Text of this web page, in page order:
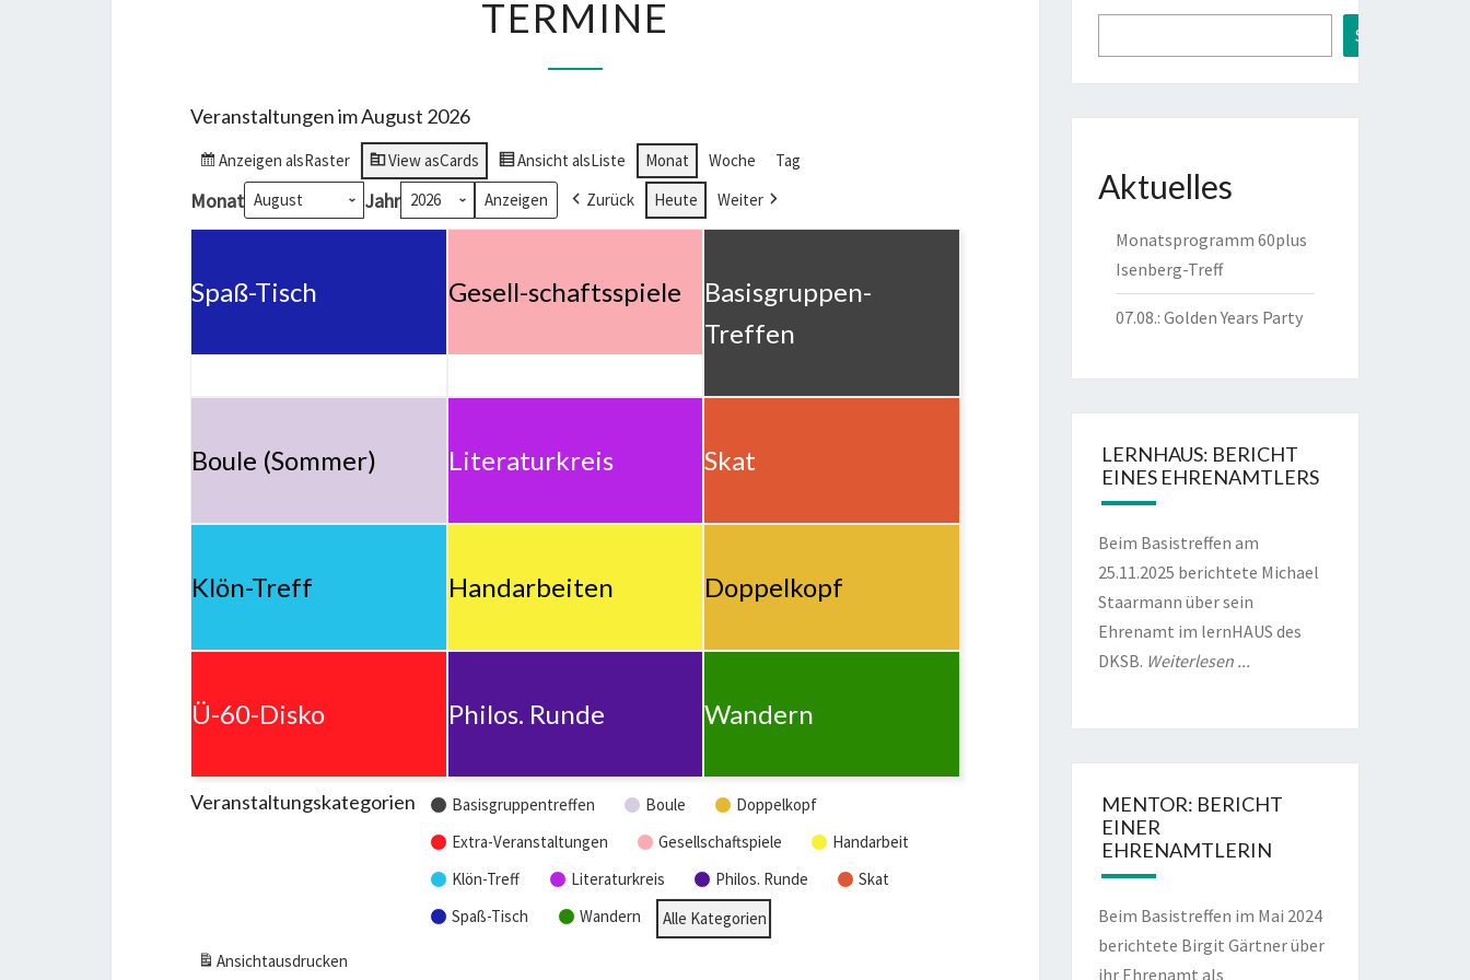
TERMINE
Veranstaltungen im August 2026
Anzeigen alsRaster View asCards Ansicht alsListe Monat Woche Tag
Monat Jahr Zurück Heute Weiter
Spaß-Tisch Gesell-schaftsspiele
Basisgruppen-
Treffen
Boule (Sommer) Literaturkreis Skat
Klön-Treff Handarbeiten Doppelkopf
Ü-60-Disko Philos. Runde Wandern
Veranstaltungskategorien Basisgruppentreffen Boule
Doppelkopf
Extra-Veranstaltungen
Gesellschaftspiele
Handarbeit
Klön-Treff
Literaturkreis Philos. Runde
Skat
Spaß-Tisch
Wandern Alle Kategorien
Ansichtausdrucken
Suchen
Aktuelles
Monatsprogramm 60plus
Isenberg-Treff
07.08.: Golden Years Party
LERNHAUS: BERICHT
EINES EHRENAMTLERS
Beim Basistreffen am
25.11.2025 berichtete Michael
Staarmann über sein
Ehrenamt im lernHAUS des
DKSB. Weiterlesen ...
MENTOR: BERICHT
EINER
EHRENAMTLERIN
Beim Basistreffen im Mai 2024
berichtete Birgit Gärtner über
ihr Ehrenamt als